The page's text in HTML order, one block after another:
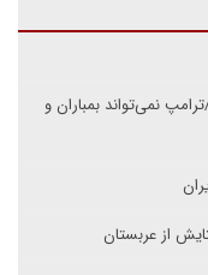
نمی‌تواند بمباران و
از عربستان